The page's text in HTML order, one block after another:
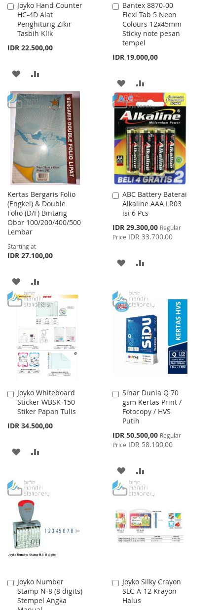
Joyko Hand Counter
HC-4D Alat
Penghitung Zikir
Tasbih Klik
IDR 22.500,00
Add
to
Cart
ADD
TO
WISH
LIST
TO
COMPARE
Bantex 8870-00
Flexi Tab 5 Neon
Colours 12x45mm
Sticky note pesan
tempel
IDR 19.000,00
Add
to
Cart
ADD
TO
WISH
LIST
TO
COMPARE
Kertas Bergaris Folio
(Engkel) & Double
Folio (D/F) Bintang
Obor 100/200/400/500
Lembar
Starting at
IDR 27.100,00
ADD
TO
WISH
LIST
TO
COMPARE
ABC Battery Baterai
Alkaline AAA LR03
isi 6 Pcs
Special
Price
IDR 29.300,00 Regular
Price IDR 33.700,00
Add
to
Cart
ADD
WISH
LIST
COMPARE
Joyko Whiteboard
Sticker WBSK-150
Stiker Papan Tulis
IDR 34.500,00
Add
to
Cart
ADD
WISH
LIST
COMPARE
Sinar Dunia Q 70
gsm Kertas Print /
Fotocopy / HVS
Putih
Special
Price
IDR 50.500,00 Regular
Price IDR 58.100,00
Add
to
Cart
ADD
TO
LIST
TO
Joyko Number
Stamp N-8 (8 digits)
Stempel Angka
Add
to
Cart
Joyko Silky Crayon
SLC-A-12 Krayon
Halus
Add
to
Cart